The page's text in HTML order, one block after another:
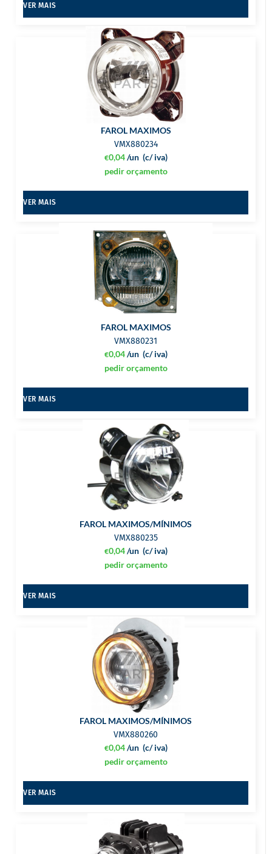
VER MAIS
FAROL MAXIMOS
VMX880234
€0,04 (c/ iva)
/un
pedir orçamento
VER MAIS
FAROL MAXIMOS
VMX880231
€0,04 (c/ iva)
/un
pedir orçamento
VER MAIS
FAROL MAXIMOS/MÍNIMOS
VMX880235
€0,04 (c/ iva)
/un
pedir orçamento
VER MAIS
FAROL MAXIMOS/MÍNIMOS
VMX880260
€0,04 (c/ iva)
/un
pedir orçamento
VER MAIS